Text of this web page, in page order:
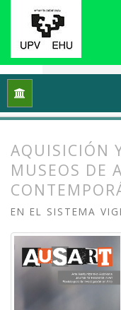
Inicio
AQUISICIÓN
MUSEOS DE
EN EL SISTEMA